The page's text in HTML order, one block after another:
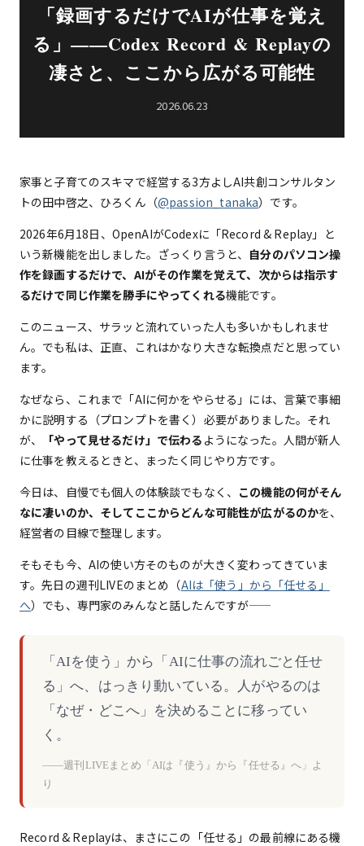
「録画するだけでAIが仕事を覚え
る」——Codex Record & Replayの
凄さと、ここから広がる可能性
2026.06.23
家事と子育てのスキマで経営する3方よしAI共創コンサルタン
トの田中啓之、ひろくん（@passion_tanaka）です。
2026年6月18日、OpenAIがCodexに「Record & Replay」と
いう新機能を出しました。ざっくり言うと、 自分のパソコン操
作を録画するだけで、AIがその作業を覚えて、次からは指示す
るだけで同じ作業を勝手にやってくれる機能です。
このニュース、サラッと流れていった人も多いかもしれませ
ん。でも私は、正直、これはかなり大きな転換点だと思ってい
ます。
なぜなら、これまで「AIに何かをやらせる」には、言葉で事細
かに説明する（プロンプトを書く）必要がありました。それ
が、
「やって見せるだけ」で伝わる ようになった。人間が新人
に仕事を教えるときと、まったく同じやり方です。
今日は、自慢でも個人の体験談でもなく、 この機能の何がそん
なに凄いのか、そしてここからどんな可能性が広がるのかを、
経営者の目線で整理します。
そもそも今、AIの使い方そのものが大きく変わってきていま
す。先日の週刊LIVEのまとめ（AIは「使う」から「任せる」
へ）でも、専門家のみんなと話したんですが——
「AIを使う」から「AIに仕事の流れごと任せ
る」へ、はっきり動いている。人がやるのは
「なぜ・どこへ」を決めることに移ってい
く。
——週刊LIVEまとめ「AIは『使う』から『任せる』へ」よ
り
Record & Replayは、まさにこの「任せる」の最前線にある機